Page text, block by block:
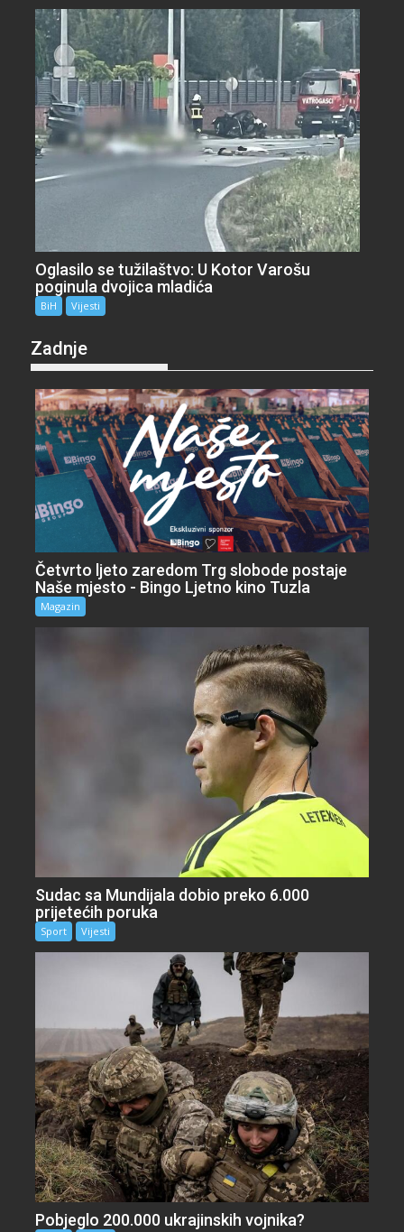
Oglasilo se tužilaštvo: U Kotor Varošu
poginula dvojica mladića
BiH Vijesti
Zadnje
Četvrto ljeto zaredom Trg slobode postaje
Naše mjesto - Bingo Ljetno kino Tuzla
Magazin
Sudac sa Mundijala dobio preko 6.000
prijetećih poruka
Sport Vijesti
Pobjeglo 200.000 ukrajinskih vojnika?